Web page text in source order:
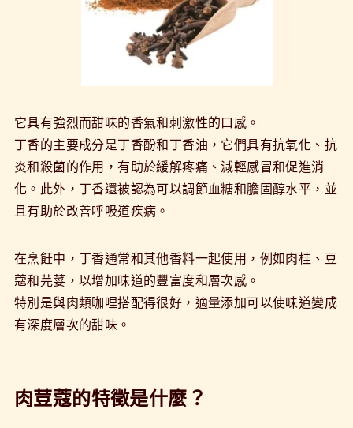
它具有強烈而甜味的香氣和刺激性的口感。
丁香的主要成分是丁香酚和丁香油，它們具有抗氧化、抗
炎和殺菌的作用，有助於緩解疼痛、減輕感冒和促進消
化。此外，丁香還被認為可以調節血糖和膽固醇水平，並
且有助於改善呼吸道疾病。
在烹飪中，丁香通常和其他香料一起使用，例如肉桂、豆
蔻和芫荽，以增加味道的豐富度和層次感。
特別是與肉類咖哩搭配得很好，適量添加可以使味道變成
有深度層次的甜味。
肉荳蔻的特徵是什麼？